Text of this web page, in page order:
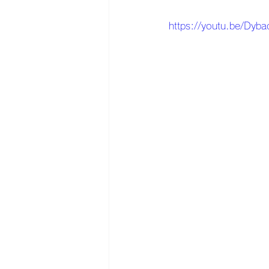
https://youtu.be/